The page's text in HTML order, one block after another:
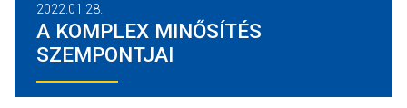
2022.01.28.
A KOMPLEX MINŐSÍTÉS
SZEMPONTJAI